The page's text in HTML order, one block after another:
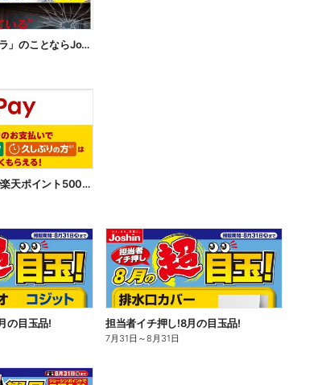
「無線式防犯カメラ」のことならJoshinへ!
【PR】条件達成で楽天ポイント500ポイントプレゼントキャンペーン!
の目玉品! 担当者イチ押し!8月の目玉品!
7月31日 ～8月31日